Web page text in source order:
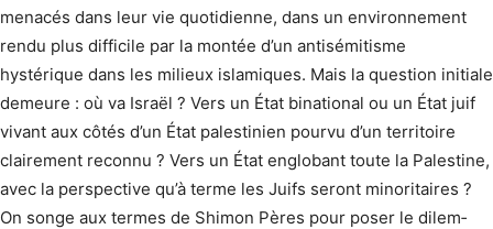
menacés dans leur vie quotidienne, dans un environnement
rendu plus difficile par la montée d’un antisémitisme
hystérique dans les milieux islamiques. Mais la question initiale
demeure : où va Israël ? Vers un État binational ou un État juif
vivant aux côtés d’un État palestinien pourvu d’un territoire
clairement reconnu ? Vers un État englobant toute la Palestine,
avec la perspective qu’à terme les Juifs seront minoritaires ?
On songe aux termes de Shimon Pères pour poser le dilem­